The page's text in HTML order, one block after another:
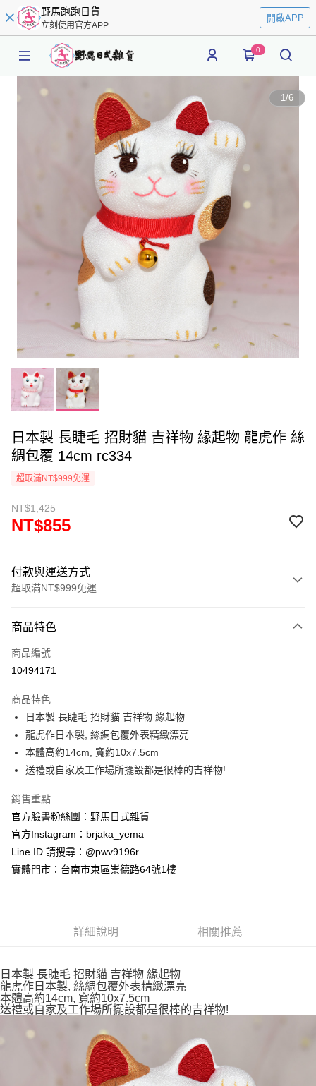
野馬跑跑日貨
立刻使用官方APP
開啟APP
0
1/6
日本製 長睫毛 招財貓 吉祥物 緣起物 龍虎作 絲
綢包覆 14cm rc334
超取滿NT$999免運
NT$1,425
NT$855
付款與運送方式
超取滿NT$999免運
信用卡一次付款
信用卡分期付款
合作金庫商業銀行
華南商業銀行
彰化商業銀行
上海商業儲蓄銀行
台北富邦商業銀行
國泰世華商業銀行
臺灣中小企業銀行
台中商業銀行
聯邦商業銀行
元大商業銀行
台新國際商業銀行
台灣樂天信用卡公司
超商取貨付款
LINE Pay
Apple Pay
悠遊付
Google Pay
ATM付款
付款後全家取貨
每筆NT$65，滿NT$999(含以上)免運費
7-11取貨付款
每筆NT$65，滿NT$999(含以上)免運費
每筆NT$65，滿NT$999(含以上)免運費
商品特色
商品編號
10494171
商品特色
日本製 長睫毛 招財貓 吉祥物 緣起物
龍虎作日本製, 絲綢包覆外表精緻漂亮
本體高約14cm, 寬約10x7.5cm
送禮或自家及工作場所擺設都是很棒的吉祥物!
銷售重點
官方臉書粉絲團：野馬日式雜貨
官方Instagram：brjaka_yema
Line ID 請搜尋：@pwv9196r
實體門市：台南市東區崇德路64號1樓
詳細說明 相關推薦
日本製 長睫毛 招財貓 吉祥物 緣起物
龍虎作日本製, 絲綢包覆外表精緻漂亮
本體高約14cm, 寬約10x7.5cm
送禮或自家及工作場所擺設都是很棒的吉祥物!